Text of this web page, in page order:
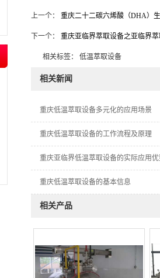
上一个： 重庆二十二碳六烯酸（DHA）
下一个： 重庆亚临界萃取设备之亚临界
相关标签： 低温萃取设备
相关新闻
重庆低温萃取设备多元化的应用场景
重庆低温萃取设备的工作流程及原理
重庆亚临界低温萃取设备的实际应用
重庆低温萃取设备的基本信息
相关产品